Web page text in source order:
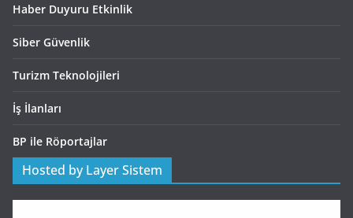
Haber Duyuru Etkinlik
Siber Güvenlik
Turizm Teknolojileri
İş İlanları
BP ile Röportajlar
Hosted by Layer Sistem